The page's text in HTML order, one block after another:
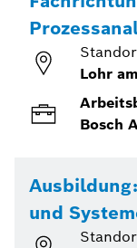
Lohr
Bosch
und